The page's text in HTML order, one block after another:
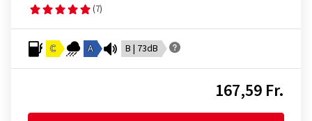
(7)
C A B | 73dB
167,59 Fr.